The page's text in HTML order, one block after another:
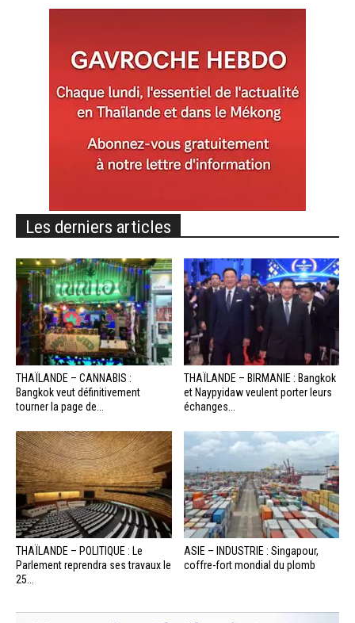
Les derniers articles
THAÏLANDE – CANNABIS :
Bangkok veut définitivement
tourner la page de...
THAÏLANDE – BIRMANIE : Bangkok
et Naypyidaw veulent porter leurs
échanges...
THAÏLANDE – POLITIQUE : Le
Parlement reprendra ses travaux le
25...
ASIE – INDUSTRIE : Singapour,
coffre-fort mondial du plomb